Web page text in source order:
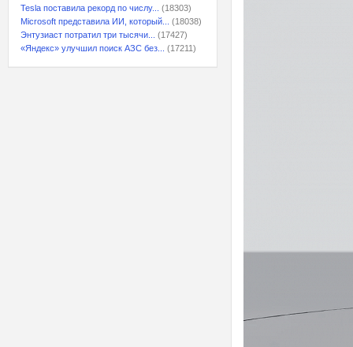
Tesla поставила рекорд по числу...
(18303)
Microsoft представила ИИ, который...
(18038)
Энтузиаст потратил три тысячи...
(17427)
«Яндекс» улучшил поиск АЗС без...
(17211)